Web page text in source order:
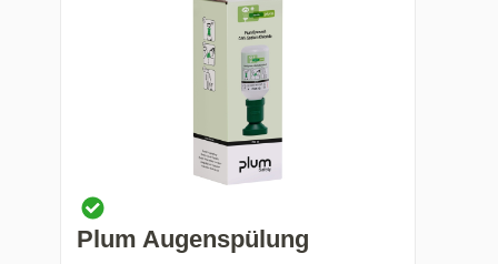
Plum Augenspülung